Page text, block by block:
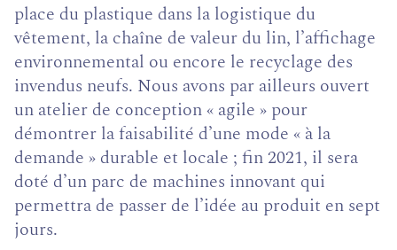
place du plastique dans la logistique du
vêtement, la chaîne de valeur du lin, l’affichage
environnemental ou encore le recyclage des
invendus neufs. Nous avons par ailleurs ouvert
un atelier de conception « agile » pour
démontrer la faisabilité d’une mode « à la
demande » durable et locale ; fin 2021, il sera
doté d’un parc de machines innovant qui
permet­tra de passer de l’idée au produit en sept
jours.